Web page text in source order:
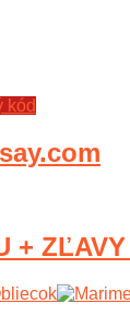
kód
+